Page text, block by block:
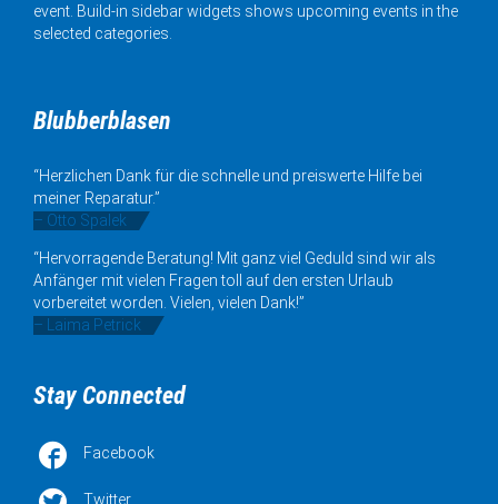
event. Build-in sidebar widgets shows upcoming events in the
selected categories.
Blubberblasen
“Herzlichen Dank für die schnelle und preiswerte Hilfe bei
meiner Reparatur.”
– Otto Spalek
“Hervorragende Beratung! Mit ganz viel Geduld sind wir als
Anfänger mit vielen Fragen toll auf den ersten Urlaub
vorbereitet worden. Vielen, vielen Dank!”
– Laima Petrick
Stay Connected
 Facebook
Twitter